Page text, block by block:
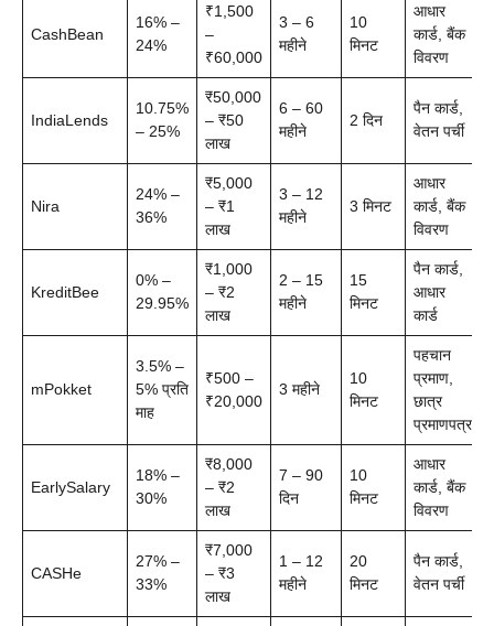
CashBean
16% –
24%
₹1,500
–
₹60,000
3 – 6
महीने
10
मिनट
आधार
कार्ड, बैंक
विवरण
IndiaLends
10.75%
– 25%
₹50,000
– ₹50
लाख
6 – 60
महीने
2 दिन
पैन कार्ड,
वेतन पर्ची
Nira
24% –
36%
₹5,000
– ₹1
लाख
3 – 12
महीने
3 मिनट
आधार
कार्ड, बैंक
विवरण
KreditBee
0% –
29.95%
₹1,000
– ₹2
लाख
2 – 15
महीने
15
मिनट
पैन कार्ड,
आधार
कार्ड
mPokket
3.5% –
5% प्रति
माह
₹500 –
₹20,000
3 महीने
10
मिनट
पहचान
प्रमाण,
छात्र
प्रमाणपत्र
EarlySalary
18% –
30%
₹8,000
– ₹2
लाख
7 – 90
दिन
10
मिनट
आधार
कार्ड, बैंक
विवरण
CASHe
27% –
33%
₹7,000
– ₹3
लाख
1 – 12
महीने
20
मिनट
पैन कार्ड,
वेतन पर्ची